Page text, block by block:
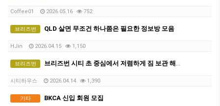
Coffee01 2026.05.16 752
브리즈번 QLD 살면 무조건 하나쯤은 필요한 정보방 모음
HJin 2026.04.15 1,150
브리즈번 브리즈번 시티 초 중심에서 저렴하게 짐 보관 해드려요
시티하우스 2026.04.14 1,390
기타 BKCA 신입 회원 모집